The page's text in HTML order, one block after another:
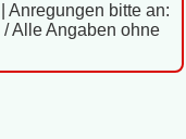
Anregungen bitte an:
/ Alle Angaben ohne